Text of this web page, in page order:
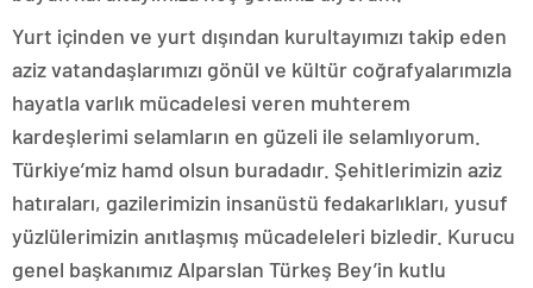
Yurt içinden ve yurt dışından kurultayımızı takip eden
aziz vatandaşlarımızı gönül ve kültür coğrafyalarımızla
hayatla varlık mücadelesi veren muhterem
kardeşlerimi selamların en güzeli ile selamlıyorum.
Türkiye’miz hamd olsun buradadır. Şehitlerimizin aziz
hatıraları, gazilerimizin insanüstü fedakarlıkları, yusuf
yüzlülerimizin anıtlaşmış mücadeleleri bizledir. Kurucu
genel başkanımız Alparslan Türkeş Bey’in kutlu